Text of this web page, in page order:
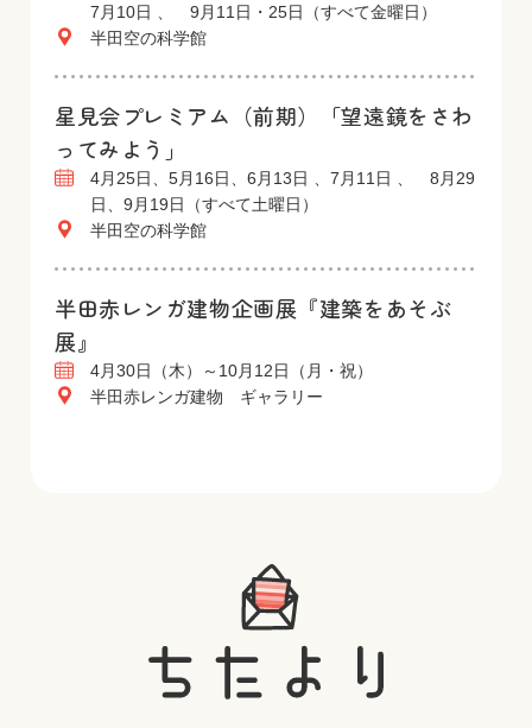
7月10日 、 9月11日・25日（すべて金曜日）
半田空の科学館
星見会プレミアム（前期）「望遠鏡をさわ
ってみよう」
4月25日、5月16日、6月13日 、7月11日 、 8月29
日、9月19日（すべて土曜日）
半田空の科学館
半田赤レンガ建物企画展『建築をあそぶ
展』
4月30日（木）～10月12日（月・祝）
半田赤レンガ建物 ギャラリー